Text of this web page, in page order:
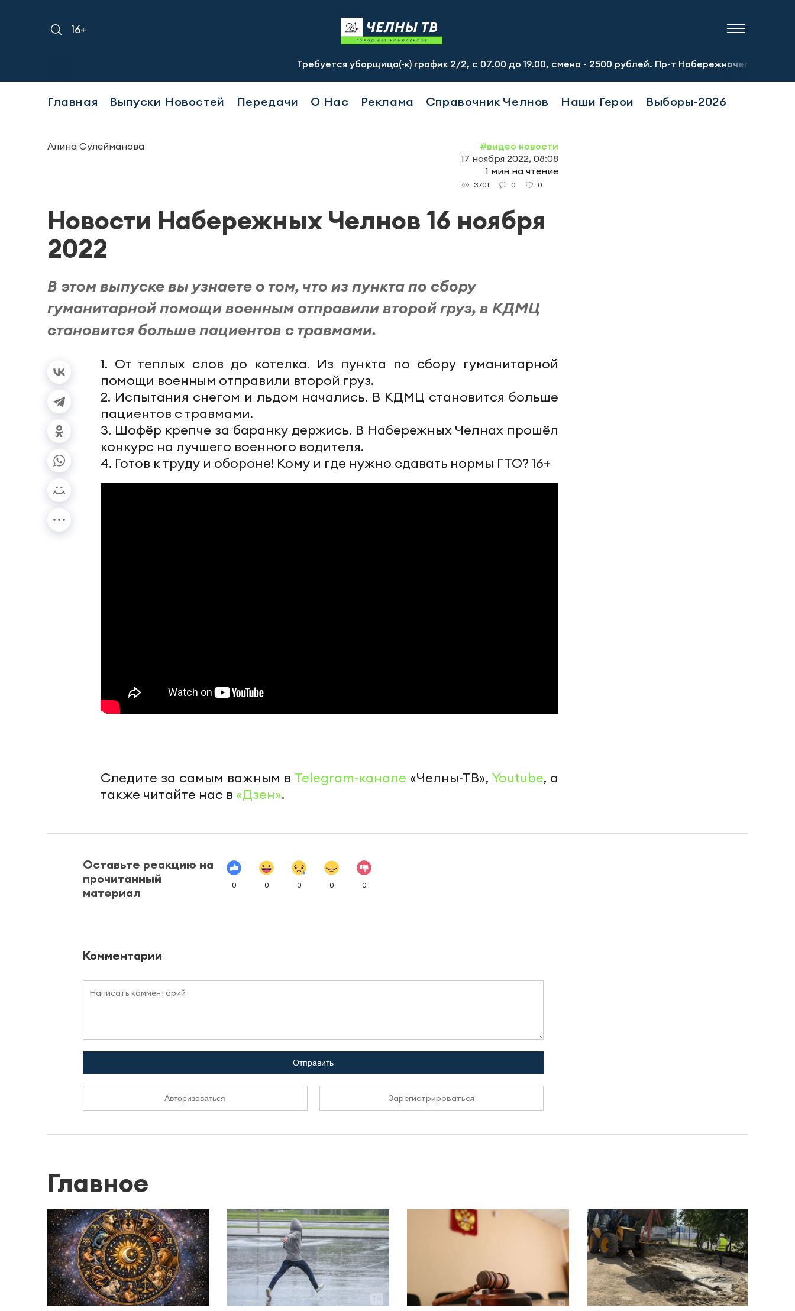
16+
Требуется уборщица(-к) график 2/2, с 07.00 до 19.00, смена - 2500 рублей. Пр-т Набережночелнинский, 13а.
Главная Выпуски Новостей Передачи О Нас Реклама Справочник Челнов Наши Герои Выборы-2026
Алина Сулейманова
#видео новости
17 ноября 2022, 08:08
1 мин на чтение
3701 0 0
Новости Набережных Челнов 16 ноября
2022
В этом выпуске вы узнаете о том, что из пункта по сбору
гуманитарной помощи военным отправили второй груз, в КДМЦ
становится больше пациентов с травмами.
1. От теплых слов до котелка. Из пункта по сбору гуманитарной
помощи военным отправили второй груз.
2. Испытания снегом и льдом начались. В КДМЦ становится больше
пациентов с травмами.
3. Шофёр крепче за баранку держись. В Набережных Челнах прошёл
конкурс на лучшего военного водителя.
4. Готов к труду и обороне! Кому и где нужно сдавать нормы ГТО? 16+
Следите за самым важным в Telegram-канале «Челны-ТВ», Youtube, а
также читайте нас в «Дзен».
Оставьте реакцию на
прочитанный
материал
0 0 0 0 0
Комментарии
Отправить
Авторизоваться Зарегистрироваться
Главное